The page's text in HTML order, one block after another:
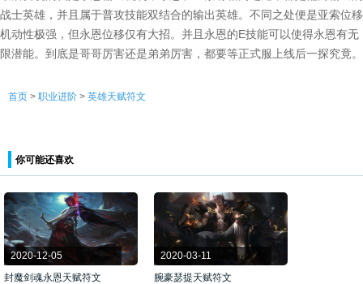
战士英雄，并且属于普攻技能双结合的输出英雄。不同之处便是亚索位移
机动性极强，但永恩位移仅有大招。并且永恩的E技能可以使得永恩有无
限潜能。到底是哥哥厉害还是弟弟厉害，都要等正式服上线后一探究竟。
首页 > 职业进阶 > 英雄天赋符文
你可能还喜欢
2020-12-05
封魔剑魂永恩天赋符文
2020-03-11
腕豪瑟提天赋符文